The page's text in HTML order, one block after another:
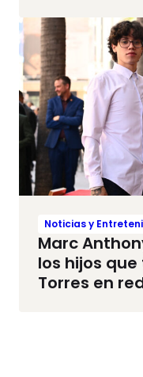
Noticias y
Marc
los hijos
Torres en